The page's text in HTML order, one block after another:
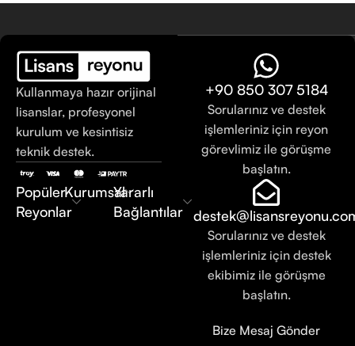
Kullanmaya hazır orijinal
lisanslar, profesyonel
kurulum ve kesintisiz
teknik destek.
Popüler
Reyonlar
KurumsalYararlı
Bağlantılar
+90 850 307 5184
Sorularınız ve destek
işlemleriniz için reyon
görevlimiz ile görüşme
başlatın.
Sorularınız ve destek
işlemleriniz için destek
ekibimiz ile görüşme
başlatın.
Bize Mesaj Gönder